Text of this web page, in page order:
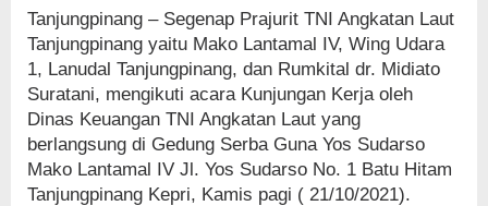
Tanjungpinang – Segenap Prajurit TNI Angkatan Laut
Tanjungpinang yaitu Mako Lantamal IV, Wing Udara
1, Lanudal Tanjungpinang, dan Rumkital dr. Midiato
Suratani, mengikuti acara Kunjungan Kerja oleh
Dinas Keuangan TNI Angkatan Laut yang
berlangsung di Gedung Serba Guna Yos Sudarso
Mako Lantamal IV Jl. Yos Sudarso No. 1 Batu Hitam
Tanjungpinang Kepri, Kamis pagi ( 21/10/2021).